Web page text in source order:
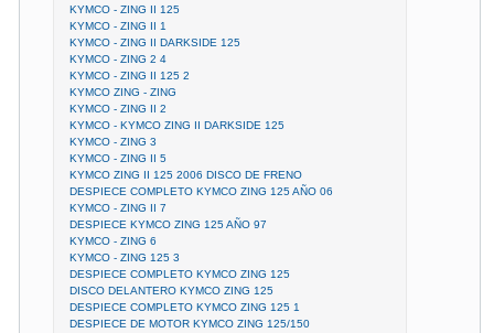
KYMCO - ZING II 125
KYMCO - ZING II 1
KYMCO - ZING II DARKSIDE 125
KYMCO - ZING 2 4
KYMCO - ZING II 125 2
KYMCO ZING - ZING
KYMCO - ZING II 2
KYMCO - KYMCO ZING II DARKSIDE 125
KYMCO - ZING 3
KYMCO - ZING II 5
KYMCO ZING II 125 2006 DISCO DE FRENO
DESPIECE COMPLETO KYMCO ZING 125 AÑO 06
KYMCO - ZING II 7
DESPIECE KYMCO ZING 125 AÑO 97
KYMCO - ZING 6
KYMCO - ZING 125 3
DESPIECE COMPLETO KYMCO ZING 125
DISCO DELANTERO KYMCO ZING 125
DESPIECE COMPLETO KYMCO ZING 125 1
DESPIECE DE MOTOR KYMCO ZING 125/150